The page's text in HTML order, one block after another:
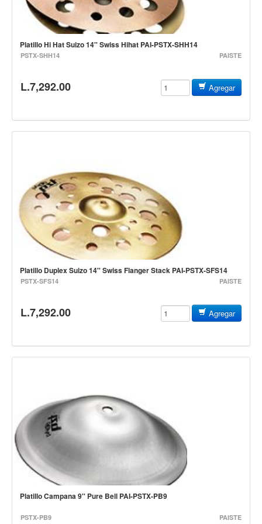
Controladores
Tornamesa
Mezcladora
Agujas
Accesorios
Luces Led
Laser
Strobos
Maquinas de humo y escenario
Controladores
Cables y Conectores
Instrumento
Espigas y conectores
Accesorios
Otros Instrumentos de Cuerdas
Ukulele
Mandolina
Banjo
Mariachi
Platillo Hi Hat Suizo 14'' Swiss Hihat PAI-PSTX-SHH14
PSTX-SHH14 PAISTE
L.7,292.00 Agregar
Platillo Duplex Suizo 14'' Swiss Flanger Stack PAI-PSTX-SFS14
PSTX-SFS14 PAISTE
L.7,292.00 Agregar
Platillo Campana 9'' Pure Bell PAI-PSTX-PB9
PSTX-PB9 PAISTE